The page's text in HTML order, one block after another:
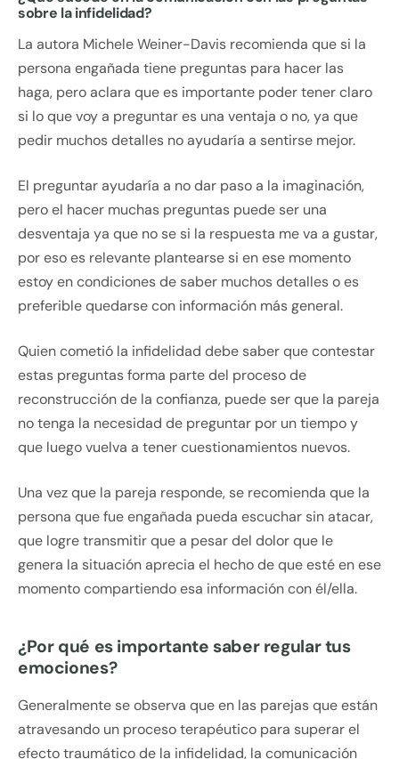
sobre la infidelidad?
La autora Michele Weiner-Davis recomienda que si la
persona engañada tiene preguntas para hacer las
haga, pero aclara que es importante poder tener claro
si lo que voy a preguntar es una ventaja o no, ya que
pedir muchos detalles no ayudaría a sentirse mejor.
El preguntar ayudaría a no dar paso a la imaginación,
pero el hacer muchas preguntas puede ser una
desventaja ya que no se si la respuesta me va a gustar,
por eso es relevante plantearse si en ese momento
estoy en condiciones de saber muchos detalles o es
preferible quedarse con información más general.
Quien cometió la infidelidad debe saber que contestar
estas preguntas forma parte del proceso de
reconstrucción de la confianza, puede ser que la pareja
no tenga la necesidad de preguntar por un tiempo y
que luego vuelva a tener cuestionamientos nuevos.
Una vez que la pareja responde, se recomienda que la
persona que fue engañada pueda escuchar sin atacar,
que logre transmitir que a pesar del dolor que le
genera la situación aprecia el hecho de que esté en ese
momento compartiendo esa información con él/ella.
¿Por qué es importante saber regular tus
emociones?
Generalmente se observa que en las parejas que están
atravesando un proceso terapéutico para superar el
efecto traumático de la infidelidad, la comunicación